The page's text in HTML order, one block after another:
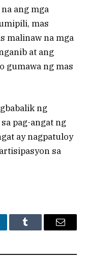
ang mga
mas
malinaw na mga
at ang
gumawa ng mas
ng
pag-angat ng
ay nagpatuloy
sa
Tumblr Email